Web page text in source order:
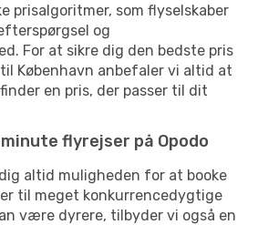
prisalgoritmer, som flyselskaber
og
For at sikre dig den bedste pris
København anbefaler vi altid at
en pris, der passer til dit
flyrejser på Opodo
altid muligheden for at booke
til meget konkurrencedygtige
være dyrere, tilbyder vi også en